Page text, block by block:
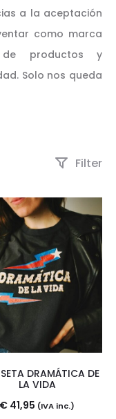
a la aceptación
como marca
de productos y
Solo nos queda
Filter
DRAMÁTICA DE
LA VIDA
€ 41,95 (IVA inc.)